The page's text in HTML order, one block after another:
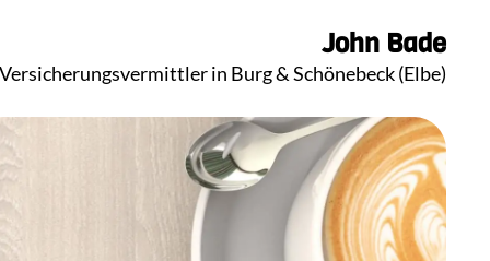
John Bade
in Burg & Schönebeck (Elbe)